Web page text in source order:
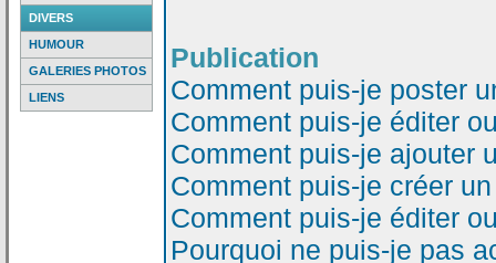
DIVERS
HUMOUR
GALERIES PHOTOS
LIENS
Publication
Comment puis-je poster
Comment puis-je éditer
Comment puis-je ajouter
Comment puis-je créer
Comment puis-je éditer
Pourquoi ne puis-je pas